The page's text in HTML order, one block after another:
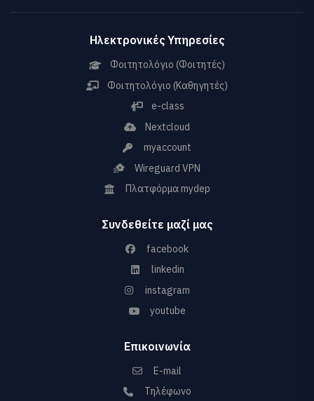
Ηλεκτρονικές Υπηρεσίες
Φοιτητολόγιο (Φοιτητές)
Φοιτητολόγιο (Καθηγητές)
e-class
Nextcloud
myaccount
Wireguard VPN
Πλατφόρμα mydep
Συνδεθείτε μαζί μας
facebook
linkedin
instagram
youtube
Επικοινωνία
E-mail
Τηλέφωνο